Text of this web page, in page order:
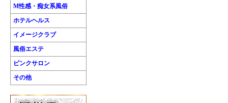
M性感・痴女系風俗
ホテルヘルス
イメージクラブ
風俗エステ
ピンクサロン
その他